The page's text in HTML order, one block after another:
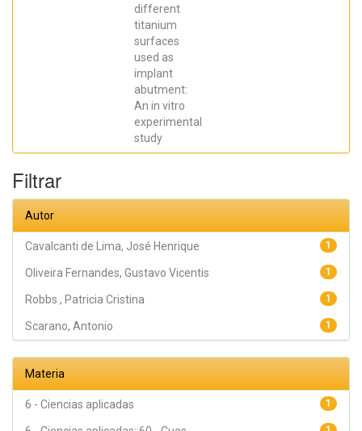
different
titanium
surfaces
used as
implant
abutment:
An in vitro
experimental
study
Filtrar
Autor
1
Cavalcanti de Lima, José Henrique
1
Oliveira Fernandes, Gustavo Vicentis
1
Robbs , Patricia Cristina
1
Scarano, Antonio
Materia
1
6 - Ciencias aplicadas